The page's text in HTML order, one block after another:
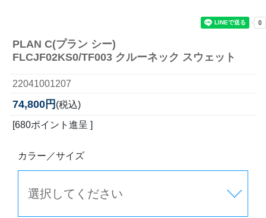
PLAN C(プラン シー)
FLCJF02KS0/TF003 クルーネック スウェット
22041001207
74,800円 (税込)
[680ポイント進呈 ]
カラー／サイズ